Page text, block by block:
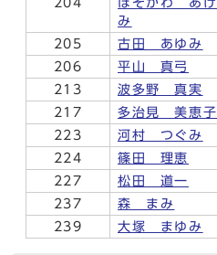
み
205 古田 あゆみ
206
平山 真弓
213
波多野 真実
217
多治見 美恵子
223
河村 つぐみ
224
篠田 理恵
227
松田 道一
237
森 まみ
239
大塚 まゆみ